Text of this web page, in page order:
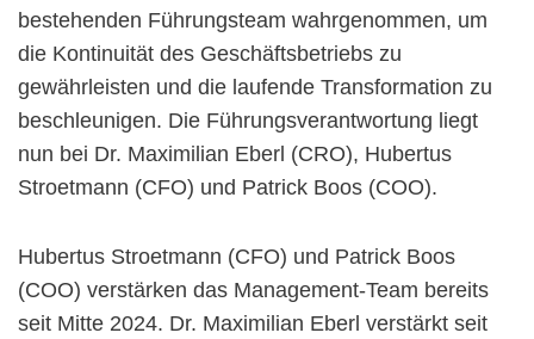
bestehenden Führungsteam wahrgenommen, um
die Kontinuität des Geschäftsbetriebs zu
gewährleisten und die laufende Transformation zu
beschleunigen. Die Führungsverantwortung liegt
nun bei Dr. Maximilian Eberl (CRO), Hubertus
Stroetmann (CFO) und Patrick Boos (COO).
Hubertus Stroetmann (CFO) und Patrick Boos
(COO) verstärken das Management-Team bereits
seit Mitte 2024. Dr. Maximilian Eberl verstärkt seit